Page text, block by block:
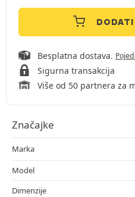
Besplatna dostava.
Sigurna transakcija
Više od 50 partnera za
Značajke
Marka
Model
Dimenzije